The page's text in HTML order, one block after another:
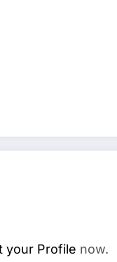
your Profile now.